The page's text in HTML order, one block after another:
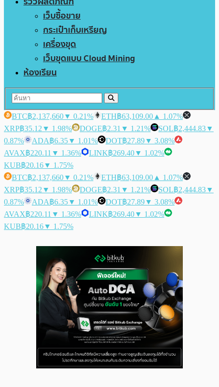
เว็บซื้อขาย
กระเป๋าเก็บเหรียญ
เครื่องขุด
เว็บขุดแบบ Cloud Mining
ห้องเรียน
BTC฿2,137,660▼ 0.21% ETH฿63,109.00 ▲ 1.07%
XRP฿35.12 ▼ 1.98% DOGE฿2.31 ▼ 1.21% SOL฿2,444.83▼
0.87%
ADA฿6.35▼ 1.01% DOT฿27.89▼ 3.08%
AVAX฿220.11 ▼ 1.36% LINK฿269.40▼ 1.02%
KUB฿20.16▼ 1.75%
BTC฿2,137,660▼ 0.21% ETH฿63,109.00 ▲ 1.07%
XRP฿35.12 ▼ 1.98% DOGE฿2.31 ▼ 1.21% SOL฿2,444.83▼
0.87%
ADA฿6.35▼ 1.01% DOT฿27.89▼ 3.08%
AVAX฿220.11 ▼ 1.36% LINK฿269.40▼ 1.02%
KUB฿20.16▼ 1.75%